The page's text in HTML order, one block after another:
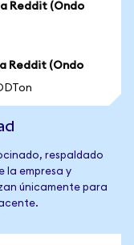
Reddit (Ondo
Reddit (Ondo
respaldado
la empresa y
únicamente para